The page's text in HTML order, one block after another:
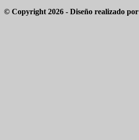
© Copyright 2026 - Diseño realizado por